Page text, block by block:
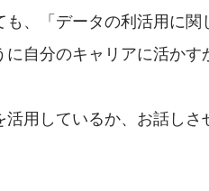
、「データの利活用に関
自分のキャリアに活かす
用しているか、お話しさ